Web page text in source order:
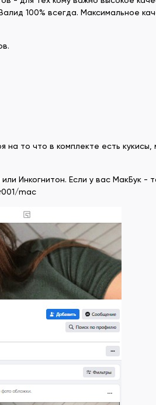
100% всегда. Максимальное
то что в комплекте есть
Инкогнитон. Если у вас МакБук -
mac